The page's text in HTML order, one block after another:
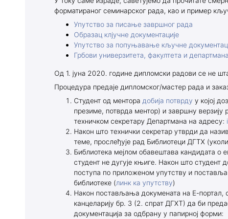
форматираног семинарског рада, као и пример
Упутство за писање завршног рада
Образац клјучне документације
Упутство за попуњавање кључне
Грбови универзитета, факултета и департмана
Од 1. јуна 2020. године дипломски радови се не
Процедура предаје дипломског/мастер рада и
Студент од ментора добија потврду у којој
презиме, потврда ментор) и завршну
техничком секретару Департмана на адресу:
Након што технички секретар утврди да
теме, прослеђује рад Библиотеци ДГТХ
Библиотека мејлом обавештава кандидата
студент не дугује књиге. Након што студент
поступа по приложеном упутству и
библиотеке (линк ка упутству)
Након постављања докумената на Е-портал,
канцеларију бр. 3 (2. спрат ДГХТ) да би
документација за одбрану у папирној форми: